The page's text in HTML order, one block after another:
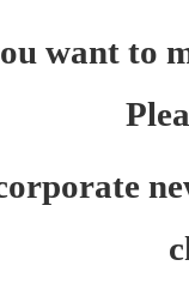
want to